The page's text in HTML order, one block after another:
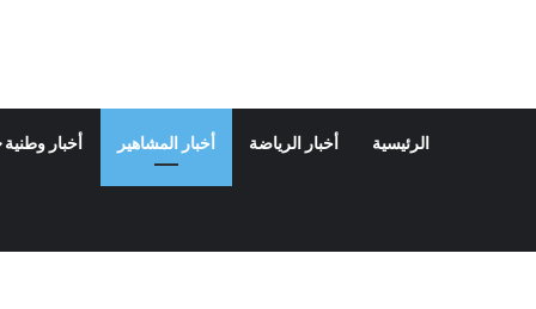
الرئيسية أخبار الرياضة أخبار المشاهير أخبار وطنية